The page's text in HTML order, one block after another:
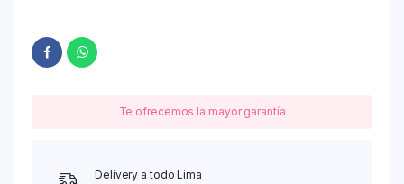
Te ofrecemos la mayor garantía
Delivery a todo Lima